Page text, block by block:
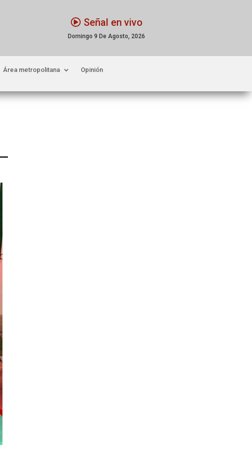
Señal en vivo
Domingo 9 De Agosto, 2026
Área metropolitana Opinión